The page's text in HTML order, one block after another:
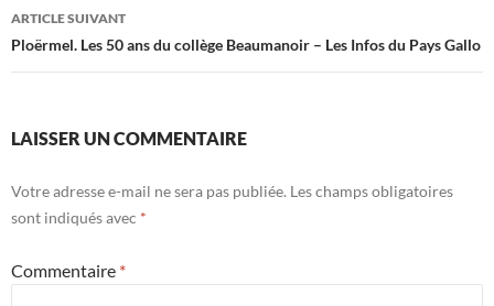
ARTICLE SUIVANT
Ploërmel. Les 50 ans du collège Beaumanoir – Les Infos du Pays Gallo
LAISSER UN COMMENTAIRE
Votre adresse e-mail ne sera pas publiée. Les champs obligatoires
sont indiqués avec *
Commentaire *